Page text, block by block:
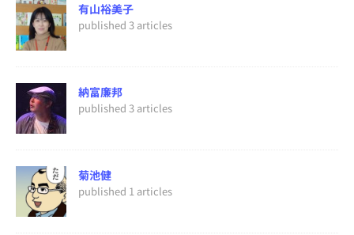
有山裕美子
published 3 articles
納富廉邦
published 3 articles
菊池健
published 1 articles